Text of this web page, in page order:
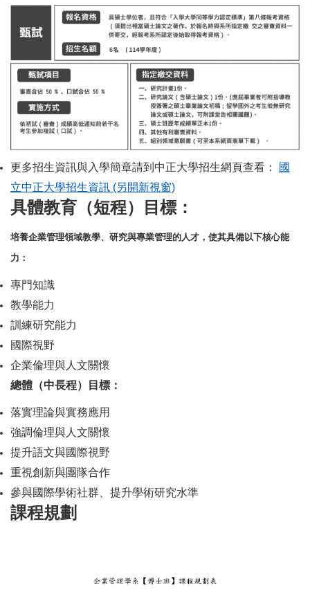
博士班入學資訊詳細說明： 1. 報名資格：具碩士學位者，且符合「
更多招生資訊與入學簡章請到中正大學招生網頁查看：
國
立中正大學招生資訊 (另開新視窗)
具體教育（短程）目標：
培養企業管理領域教學、研究與專業管理的人才，使其具備以下核心能
力：
專門知識
教學能力
訓練研究能力
國際視野
企業倫理與人文關懷
總體（中長程）目標：
落實理論與實務應用
強調倫理與人文關懷
提升語文與國際視野
重視創新與團隊合作
參與國際學術社群、提升學術研究水準
課程規劃